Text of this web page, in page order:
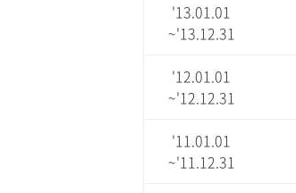
'13.01.01
~'13.12.31
'12.01.01
~'12.12.31
'11.01.01
~'11.12.31